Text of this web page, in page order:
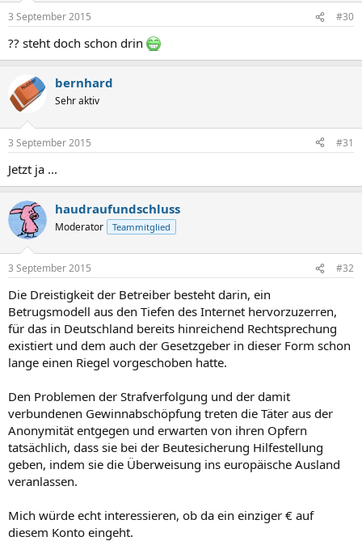
3 September 2015 #30
?? steht doch schon drin
bernhard
Sehr aktiv
3 September 2015 #31
Jetzt ja ...
haudraufundschluss
Moderator Teammitglied
3 September 2015 #32
Die Dreistigkeit der Betreiber besteht darin, ein
Betrugsmodell aus den Tiefen des Internet hervorzuzerren,
für das in Deutschland bereits hinreichend Rechtsprechung
existiert und dem auch der Gesetzgeber in dieser Form schon
lange einen Riegel vorgeschoben hatte.
Den Problemen der Strafverfolgung und der damit
verbundenen Gewinnabschöpfung treten die Täter aus der
Anonymität entgegen und erwarten von ihren Opfern
tatsächlich, dass sie bei der Beutesicherung Hilfestellung
geben, indem sie die Überweisung ins europäische Ausland
veranlassen.
Mich würde echt interessieren, ob da ein einziger € auf
diesem Konto eingeht.